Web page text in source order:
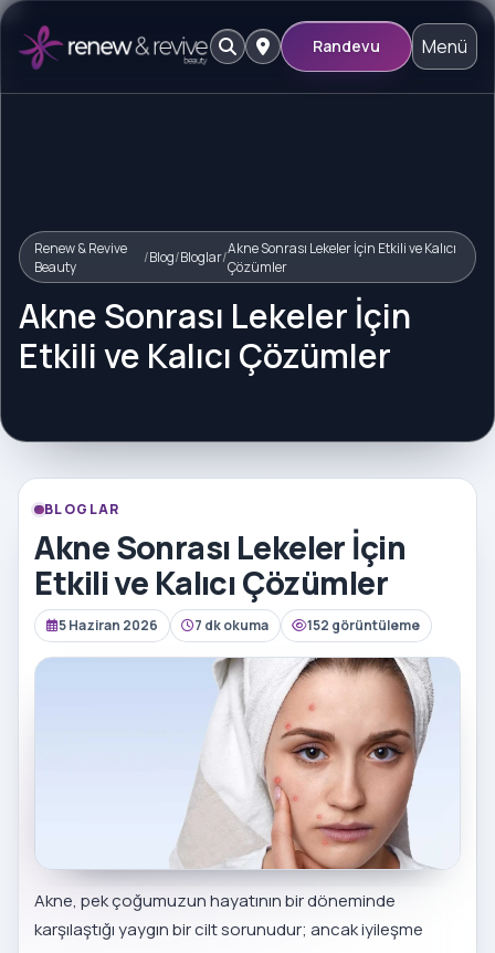
Randevu Menü
Renew & Revive
Beauty
/Blog/Bloglar/Akne Sonrası Lekeler İçin Etkili ve Kalıcı
Çözümler
Akne Sonrası Lekeler İçin
Etkili ve Kalıcı Çözümler
BLOGLAR
Akne Sonrası Lekeler İçin
Etkili ve Kalıcı Çözümler
5 Haziran 2026 7 dk okuma 152 görüntüleme
Akne, pek çoğumuzun hayatının bir döneminde
karşılaştığı yaygın bir cilt sorunudur; ancak iyileşme